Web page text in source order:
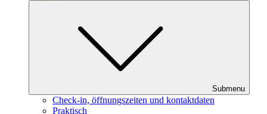
Submenu
Check-in, öffnungszeiten und kontaktdaten
Praktisch